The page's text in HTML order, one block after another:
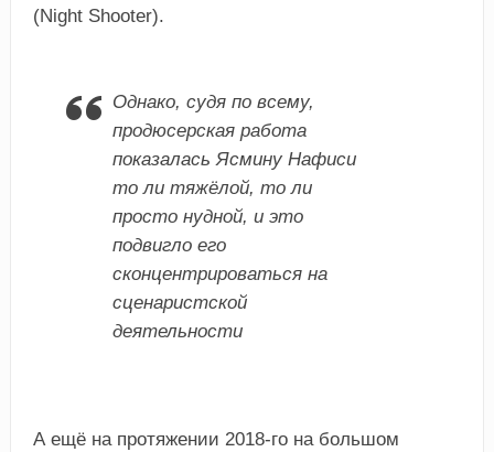
(Night Shooter).
Однако, судя по всему,
продюсерская работа
показалась Ясмину Нафиси
то ли тяжёлой, то ли
просто нудной, и это
подвигло его
сконцентрироваться на
сценаристской
деятельности
А ещё на протяжении 2018-го на большом